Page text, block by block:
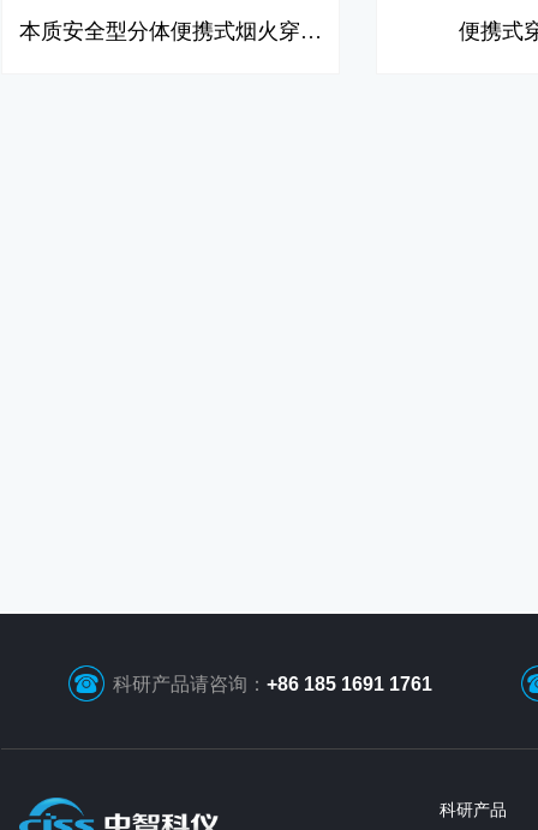
本质安全型分体便携式烟火穿透 便携式
科研产品
科研产品请咨询： +86 185 1691 1761